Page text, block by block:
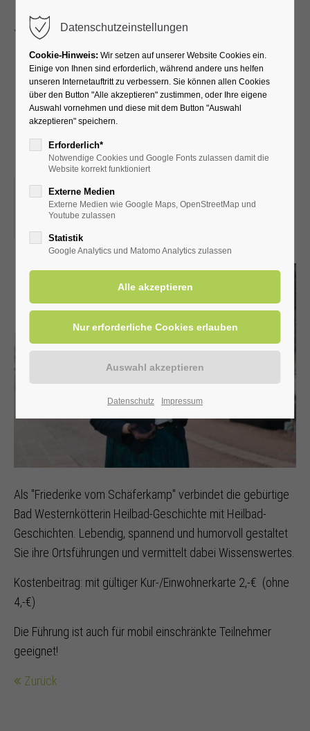
Kirche, Kneipe und Salz -
unterhaltsame
Ortsführung
10.07.2025, 15:00
ORT: TREFFPUNKT: SÄLZER AM KÖNIGSSOOD
(GEGENÜBER DER TOURIST INFO)
Als "Friederike vom Schäferkamp" verbindet die gebürtige
Bad Westernkötterin Heilbad-Geschichte mit Heilbad-
Geschichten. Lebendig, spannend und humorvoll gestaltet
Sie ihre Ortsführungen und vermittelt dabei Wissenswertes.
Kostenbeitrag: mit gültiger Kur-/Einwohnerkarte 2,-€ (ohne
4,-€)
Die Führung ist auch für mobil einschränkte Teilnehmer
geeignet!
Zurück
Datenschutzeinstellungen
Cookie-Hinweis: Wir setzen auf unserer Website Cookies ein.
Einige von Ihnen sind erforderlich, während andere uns helfen
unseren Internetauftritt zu verbessern. Sie können allen Cookies
über den Button "Alle akzeptieren" zustimmen, oder Ihre eigene
Auswahl vornehmen und diese mit dem Button "Auswahl
akzeptieren" speichern.
Erforderlich*
Notwendige Cookies und Google Fonts zulassen damit die
Website korrekt funktioniert
Externe Medien
Externe Medien wie Google Maps, OpenStreetMap und
Youtube zulassen
Statistik
Google Analytics und Matomo Analytics zulassen
Datenschutz Impressum